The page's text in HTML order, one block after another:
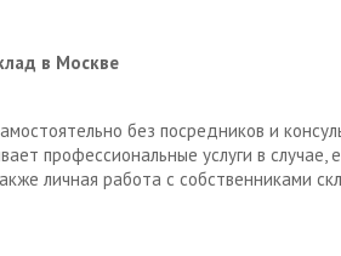
в Москве
без посредников и
профессиональные услуги в
личная работа с собственниками